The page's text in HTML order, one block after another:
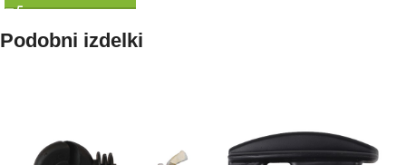
Podobni izdelki